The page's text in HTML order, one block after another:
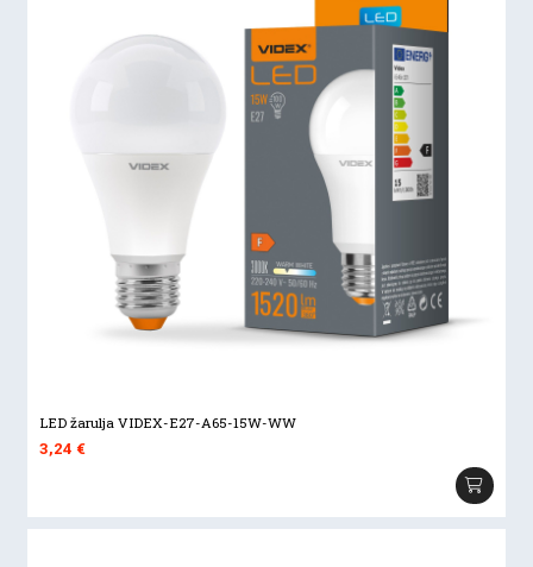
LED žarulja VIDEX-E27-A65-15W-WW
3,24€